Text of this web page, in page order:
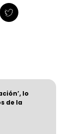
lo
de la